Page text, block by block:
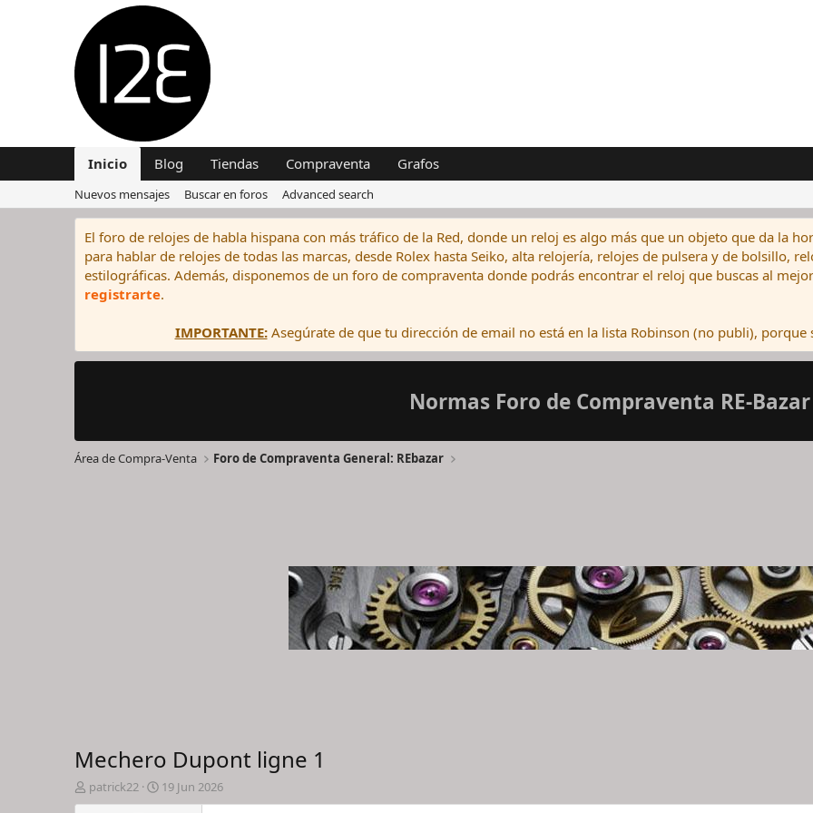
Inicio Blog Tiendas Compraventa Grafos
Nuevos mensajes Buscar en foros Advanced search
El foro de relojes de habla hispana con más tráfico de la Red, donde un reloj es algo más que un objeto que da la
para hablar de relojes de todas las marcas, desde Rolex hasta Seiko, alta relojería, relojes de pulsera y de bolsillo,
estilográficas. Además, disponemos de un foro de compraventa donde podrás encontrar el reloj que buscas al
registrarte.
IMPORTANTE:Asegúrate de que tu dirección de email no está en la lista Robinson (no publi), porque
Normas Foro de Compraventa RE-Bazar
Área de Compra-Venta Foro de Compraventa General: REbazar
Mechero Dupont ligne 1
I
n
patrick22
F
e
19 Jun 2026